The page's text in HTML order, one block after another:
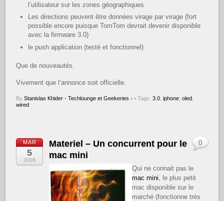
l’utilisateur sur les zones géographiques
Les directions peuvent être données virage par virage (fort
possible encore puisque TomTom devrait devenir disponible
avec la firmware 3.0)
le push application (testé et fonctionnel)
Que de nouveautés.
Vivement que l’annonce soit officielle.
ByStanislas Khider • Techlounge et Geekeries • • Tags:3.0 ,iphone ,oled
wired
MAR
5
2008
Materiel – Un concurrent pour le
mac mini
Qui ne connait pas le
mac mini , le plus petit
mac disponible sur le
marché (fonctionne très
0